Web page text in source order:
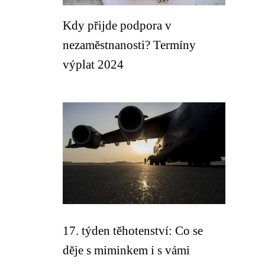
Kdy přijde podpora v
nezaměstnanosti? Termíny
výplat 2024
17. týden těhotenství: Co se
děje s miminkem i s vámi